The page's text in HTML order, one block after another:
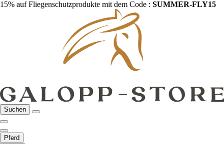
15% auf Fliegenschutzprodukte mit dem Code : SUMMER-FLY15
Suchen
Pferd